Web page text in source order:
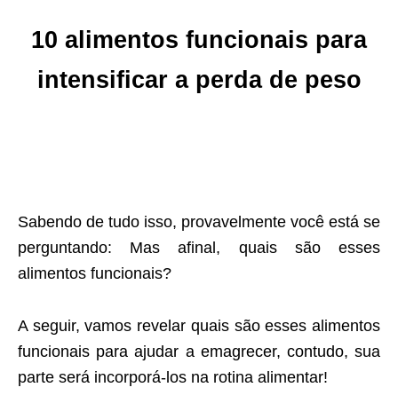
10 alimentos funcionais para
intensificar a perda de peso
Sabendo de tudo isso, provavelmente você está se
perguntando: Mas afinal, quais são esses
alimentos funcionais?
A seguir, vamos revelar quais são esses alimentos
funcionais para ajudar a emagrecer, contudo, sua
parte será incorporá-los na rotina alimentar!